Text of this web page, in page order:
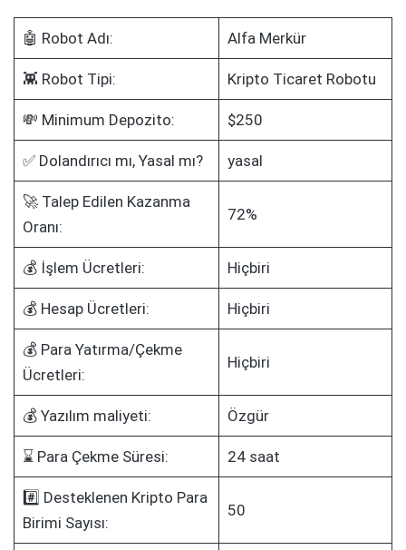
🤖 Robot Adı: Alfa Merkür
👾 Robot Tipi: Kripto Ticaret Robotu
💸 Minimum Depozito: $250
✅ Dolandırıcı mı, Yasal mı? yasal
🚀 Talep Edilen Kazanma
Oranı:
72%
💰 İşlem Ücretleri: Hiçbiri
💰 Hesap Ücretleri: Hiçbiri
💰 Para Yatırma/Çekme
Ücretleri:
Hiçbiri
💰 Yazılım maliyeti: Özgür
⌛ Para Çekme Süresi: 24 saat
#️⃣ Desteklenen Kripto Para
Birimi Sayısı:
50